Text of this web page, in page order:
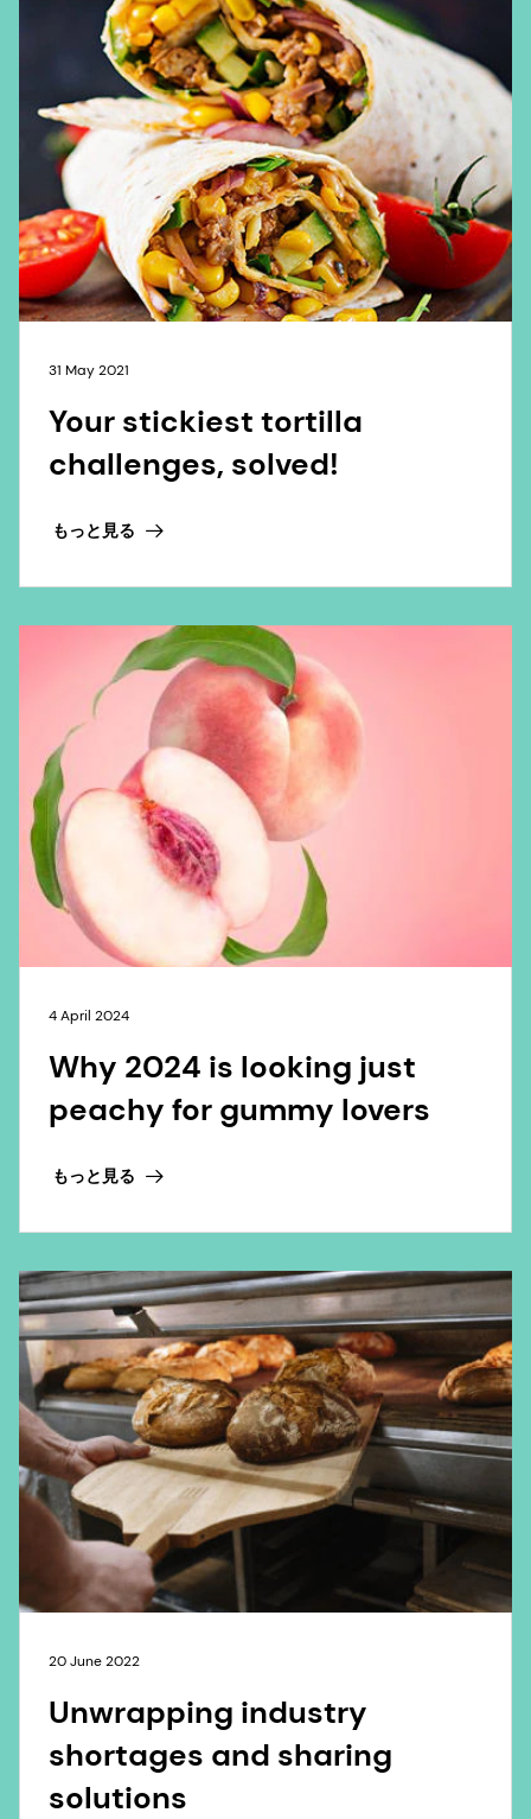
31 May 2021
Your stickiest tortilla
challenges, solved!
もっと見る
4 April 2024
Why 2024 is looking just
peachy for gummy lovers
もっと見る
20 June 2022
Unwrapping industry
shortages and sharing
solutions